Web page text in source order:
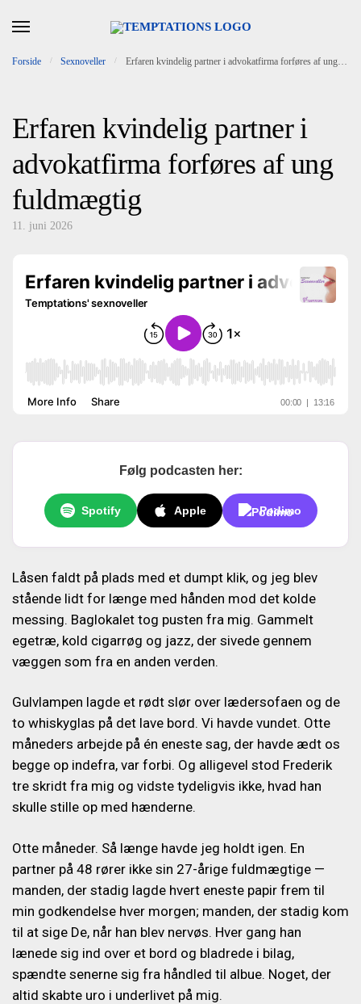
Forside / Sexnoveller / Erfaren kvindelig partner i advokatfirma forføres af ung fuldmægtig
Erfaren kvindelig partner i
advokatfirma forføres af ung
fuldmægtig
11. juni 2026
Følg podcasten her:
Spotify Apple Podimo
Låsen faldt på plads med et dumpt klik, og jeg blev
stående lidt for længe med hånden mod det kolde
messing. Baglokalet tog pusten fra mig. Gammelt
egetræ, kold cigarrøg og jazz, der sivede gennem
væggen som fra en anden verden.
Gulvlampen lagde et rødt slør over lædersofaen og de
to whiskyglas på det lave bord. Vi havde vundet. Otte
måneders arbejde på én eneste sag, der havde ædt os
begge op indefra, var forbi. Og alligevel stod Frederik
tre skridt fra mig og vidste tydeligvis ikke, hvad han
skulle stille op med hænderne.
Otte måneder. Så længe havde jeg holdt igen. En
partner på 48 rører ikke sin 27-årige fuldmægtige —
manden, der stadig lagde hvert eneste papir frem til
min godkendelse hver morgen; manden, der stadig kom
til at sige De, når han blev nervøs. Hver gang han
lænede sig ind over et bord og bladrede i bilag,
spændte senerne sig fra håndled til albue. Noget, der
altid skabte uro i underlivet på mig.